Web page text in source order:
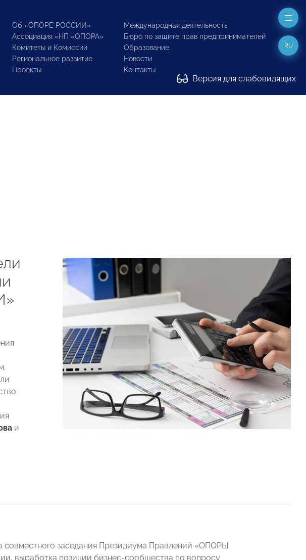
Об «ОПОРЕ РОССИИ»
Ассоциация «НП «ОПОРА»
Комитеты и Комиссии
Региональное развитие
Проекты
Международная деятельность
Бюро по защите прав предпринимателей
Образование
Новости
Контакты
Версия для слабовидящих
RU
и
совместного заседания Президиума Правлений «ОПОРЫ
выработка позиции бизнес-сообщества по вопросу